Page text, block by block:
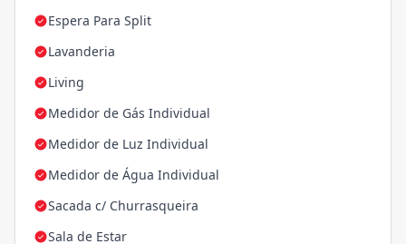
Espera Para Split
Lavanderia
Living
Medidor de Gás Individual
Medidor de Luz Individual
Medidor de Água Individual
Sacada c/ Churrasqueira
Sala de Estar